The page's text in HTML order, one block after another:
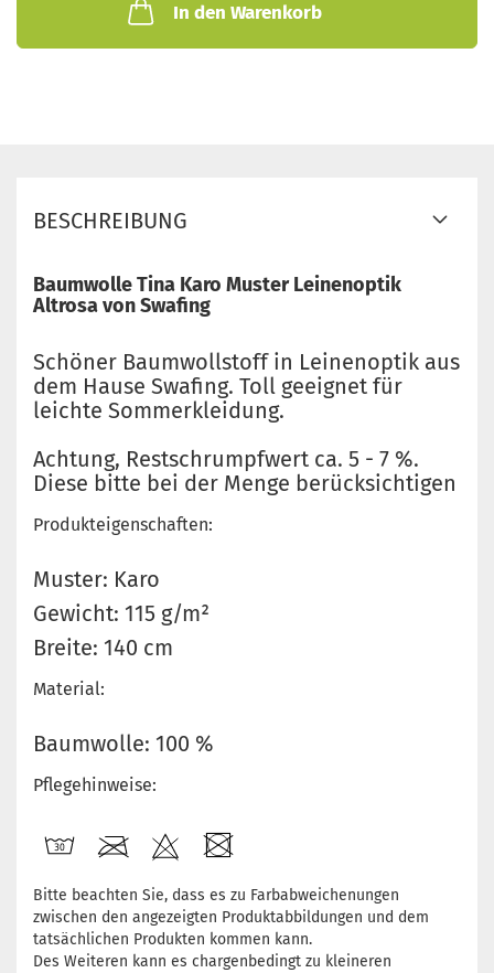
In den Warenkorb
BESCHREIBUNG
Baumwolle Tina Karo Muster Leinenoptik
Altrosa von Swafing
Schöner Baumwollstoff in Leinenoptik aus
dem Hause Swafing. Toll geeignet für
leichte Sommerkleidung.
Achtung, Restschrumpfwert ca. 5 - 7 %.
Diese bitte bei der Menge berücksichtigen
Produkteigenschaften:
Muster: Karo
Gewicht: 115 g/m²
Breite: 140 cm
Material:
Baumwolle: 100 %
Pflegehinweise:
Bitte beachten Sie, dass es zu Farbabweichenungen
zwischen den angezeigten Produktabbildungen und dem
tatsächlichen Produkten kommen kann.
Des Weiteren kann es chargenbedingt zu kleineren